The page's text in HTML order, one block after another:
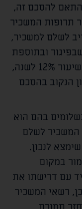
להסכם זה,
תרופות המשכיר
לשלם למשכיר,
ובתוספת
ריבית פיגורים צמודה בשיעור 12% לשנה,
הנקוב בהסכם
בהם הוא
המשכיר לשלם
לנכון.
במקום
עם דרישתו את
רשאי המשכיר